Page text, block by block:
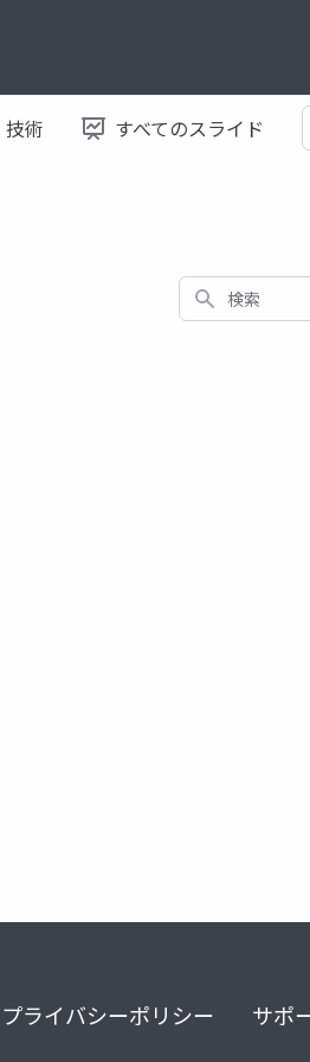
術 すべてのスライド
検索
プライバシーポリシー サポ